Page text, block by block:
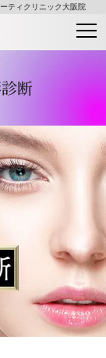
ティクリニック大阪院
断